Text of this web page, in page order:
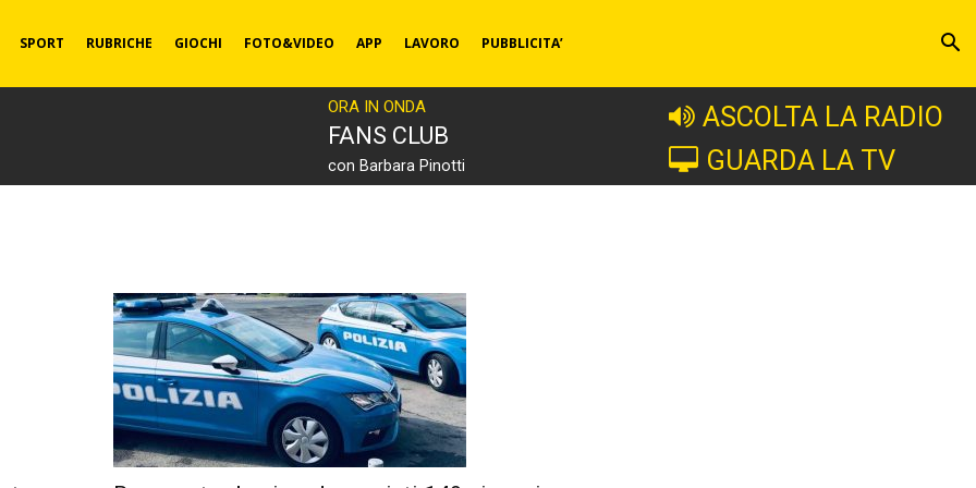
SPORT RUBRICHE GIOCHI FOTO&VIDEO APP LAVORO PUBBLICITA’
ORA IN ONDA
FANS CLUB
con Barbara Pinotti
ASCOLTA LA RADIO
GUARDA LA TV